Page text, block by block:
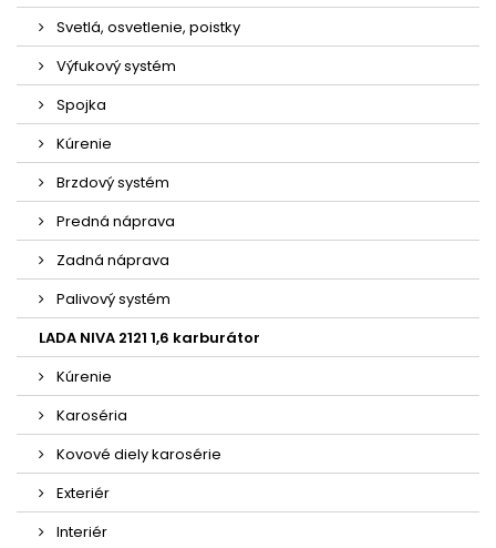
Svetlá, osvetlenie, poistky
Výfukový systém
Spojka
Kúrenie
Brzdový systém
Predná náprava
Zadná náprava
Palivový systém
LADA NIVA 2121 1,6 karburátor
Kúrenie
Karoséria
Kovové diely karosérie
Exteriér
Interiér